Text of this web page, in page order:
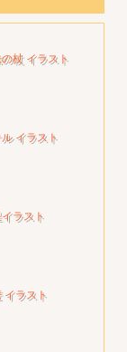
の杖 イラスト
イラスト
ラスト
イラスト